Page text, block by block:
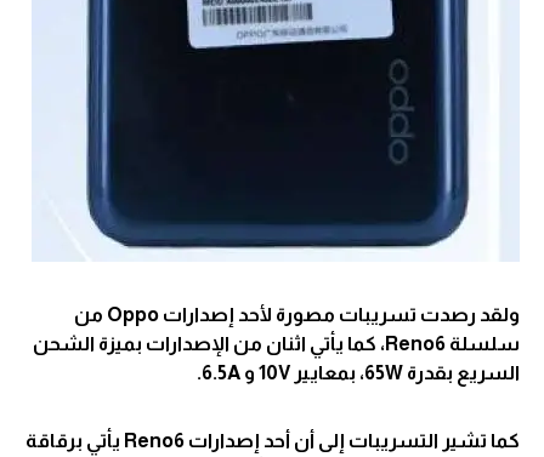
ولقد رصدت تسريبات مصورة لأحد إصدارات Oppo من
سلسلة Reno6، كما يأتي اثنان من الإصدارات بميزة الشحن
السريع بقدرة 65W، بمعايير 10V و 6.5A.
كما تشير التسريبات إلى أن أحد إصدارات Reno6 يأتي برقاقة